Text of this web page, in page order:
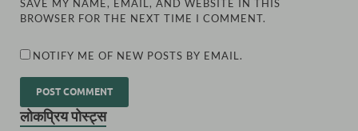
SAVE MY NAME, EMAIL, AND WEBSITE IN THIS
BROWSER FOR THE NEXT TIME I COMMENT.
NOTIFY ME OF NEW POSTS BY EMAIL.
लोकप्रिय पोस्ट्स